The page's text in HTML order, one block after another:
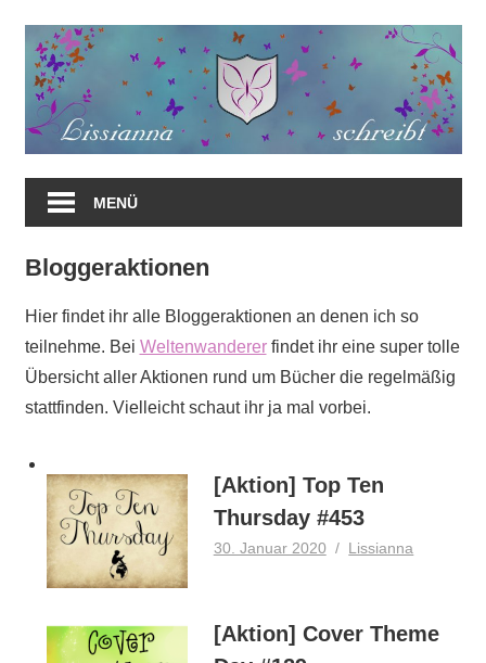
springen
MENÜ
Bloggeraktionen
Hier findet ihr alle Bloggeraktionen an denen ich so
teilnehme. Bei Weltenwandererfindet ihr eine super tolle
Übersicht aller Aktionen rund um Bücher die regelmäßig
stattfinden. Vielleicht schaut ihr ja mal vorbei.
[Aktion] Top Ten
Thursday #453
30. Januar 2020 Lissianna
[Aktion] Cover Theme